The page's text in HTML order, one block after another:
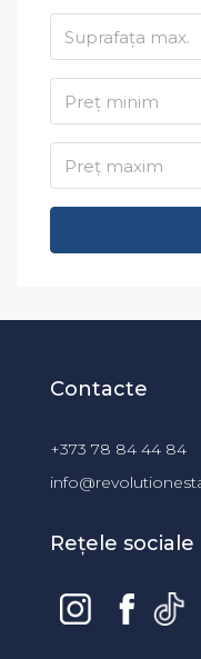
Contacte
+373 78 84 44 84
Rețele sociale